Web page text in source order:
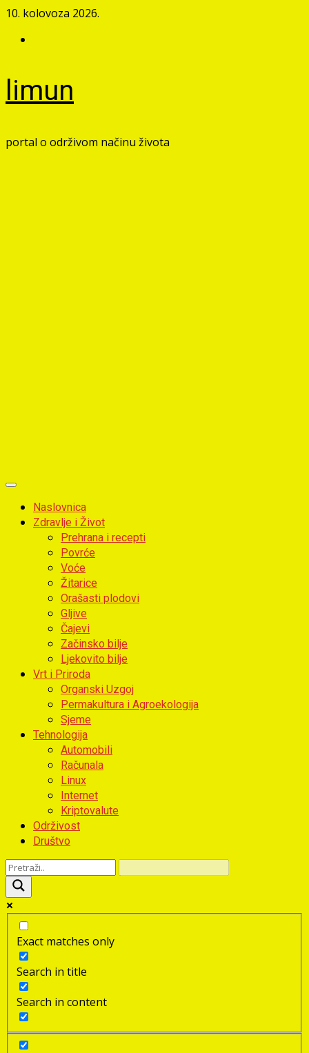
Skip
content
10. kolovoza 2026.
limun
portal o održivom načinu života
Primary
MenuNaslovnica
Zdravlje i Život
Prehrana i recepti
Povrće
Voće
Žitarice
Orašasti plodovi
Gljive
Čajevi
Začinsko bilje
Ljekovito bilje
Vrt i Priroda
Organski Uzgoj
Permakultura i Agroekologija
Sjeme
Tehnologija
Automobili
Računala
Linux
Internet
Kriptovalute
Održivost
Društvo
Exact matches only
Search in title
Search in content